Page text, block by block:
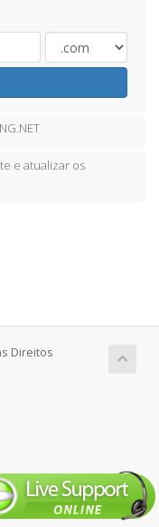
e atualizar os
Direitos